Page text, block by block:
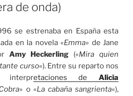
de onda)
se estrenaba en España esta
en la novela «Emma» de Jane
Amy Heckerling («Mira quien
curso«). Entre su reparto nos
interpretaciones de Alicia
» o «La cabaña sangrienta«),